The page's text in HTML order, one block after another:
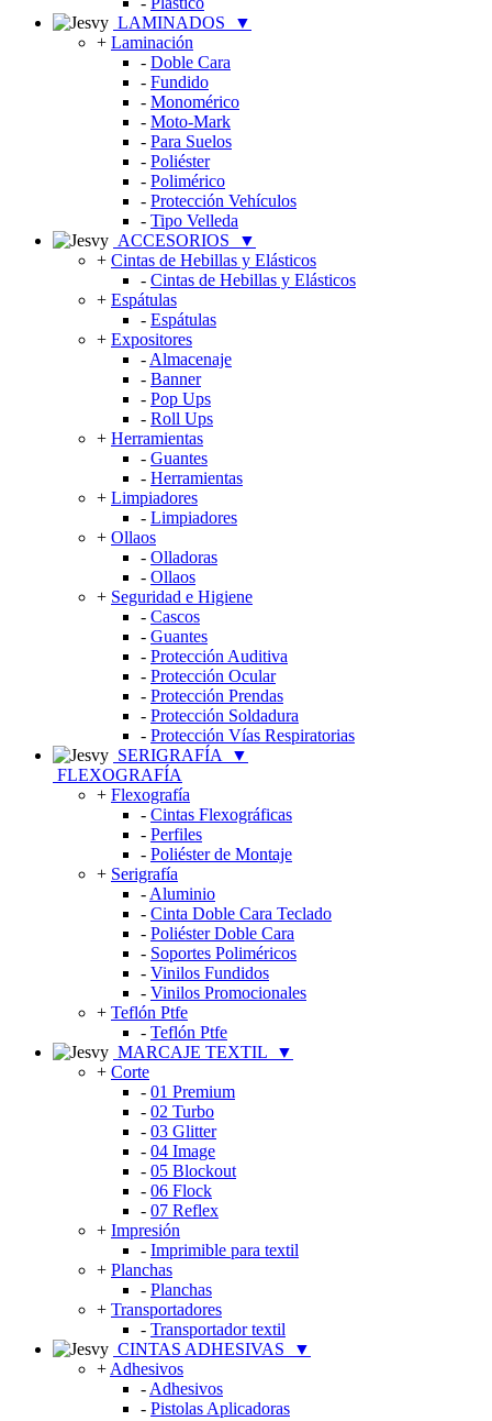
LAMINADOS
▼
+ Laminación
- Doble Cara
- Fundido
- Monomérico
- Moto-Mark
- Para Suelos
- Poliéster
- Polimérico
- Protección Vehículos
- Tipo Velleda
ACCESORIOS
▼
+ Cintas de Hebillas y Elásticos
- Cintas de Hebillas y Elásticos
+ Espátulas
- Espátulas
+ Expositores
- Almacenaje
- Banner
- Pop Ups
- Roll Ups
+ Herramientas
- Guantes
- Herramientas
+ Limpiadores
- Limpiadores
+ Ollaos
- Olladoras
- Ollaos
+ Seguridad e Higiene
- Cascos
- Guantes
- Protección Auditiva
- Protección Ocular
- Protección Prendas
- Protección Soldadura
- Protección Vías Respiratorias
SERIGRAFÍA
▼
FLEXOGRAFÍA
+ Flexografía
- Cintas Flexográficas
- Perfiles
- Poliéster de Montaje
+ Serigrafía
- Aluminio
- Cinta Doble Cara Teclado
- Poliéster Doble Cara
- Soportes Poliméricos
- Vinilos Fundidos
- Vinilos Promocionales
+ Teflón Ptfe
- Teflón Ptfe
MARCAJE TEXTIL
▼
+ Corte
- 01 Premium
- 02 Turbo
- 03 Glitter
- 04 Image
- 05 Blockout
- 06 Flock
- 07 Reflex
+ Impresión
- Imprimible para textil
+ Planchas
- Planchas
+ Transportadores
- Transportador textil
CINTAS ADHESIVAS
▼
+ Adhesivos
- Adhesivos
- Pistolas Aplicadoras